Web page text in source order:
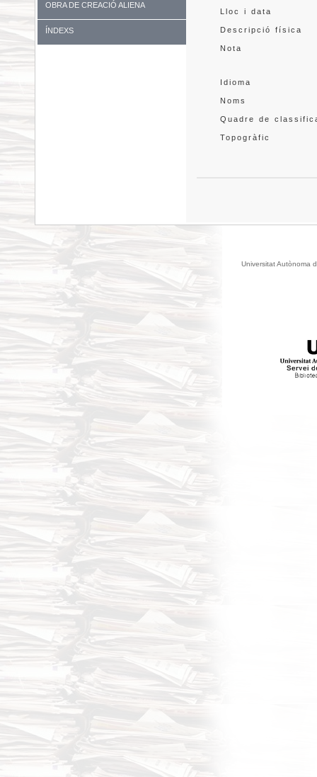
OBRA DE CREACIÓ ALIENA
ÍNDEXS
Lloc i data
Descripció física
Nota
Idioma
Noms
Quadre de
Topogràfic
Universitat Autònoma